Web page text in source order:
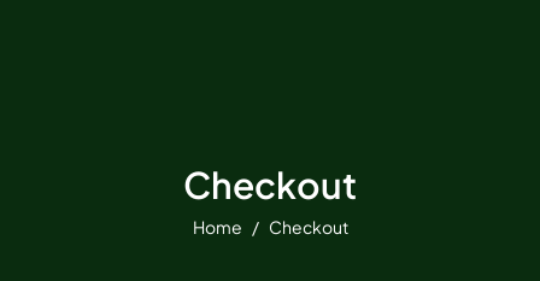
Checkout
Home Checkout